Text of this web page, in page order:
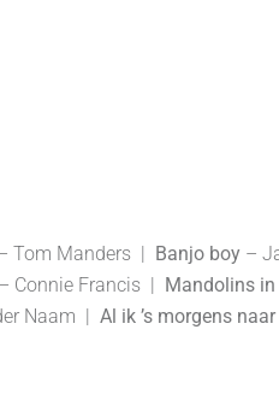
Tom Manders | Banjo boy –
– Connie Francis | Mandolins
Naam | Al ik ’s morgens